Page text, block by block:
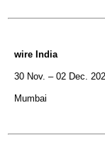
wire India
30 Nov. – 02 Dec.
Mumbai